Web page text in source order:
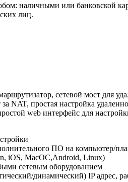
наличными или банковской
лиц.
сетевой мост для
за NAT, простая настройка
web интерфейс для
ПО на компьютер/
iOS, MacOC,Android, Linux)
сетевым оборудованием
динамический) IP адрес,